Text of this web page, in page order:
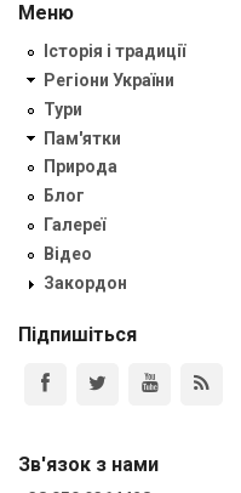
Меню
Історія і традиції
Регіони України
Тури
Пам'ятки
Природа
Блог
Галереї
Відео
Закордон
Підпишіться
Зв'язок з нами